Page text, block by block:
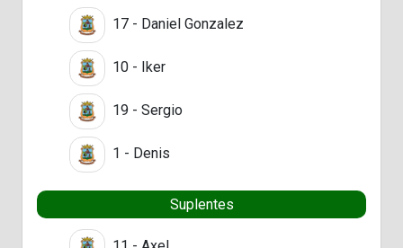
17 - Daniel Gonzalez
10 - Iker
19 - Sergio
1 - Denis
Suplentes